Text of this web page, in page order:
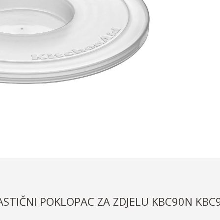
POKLOPAC ZA ZDJELU KBC90N